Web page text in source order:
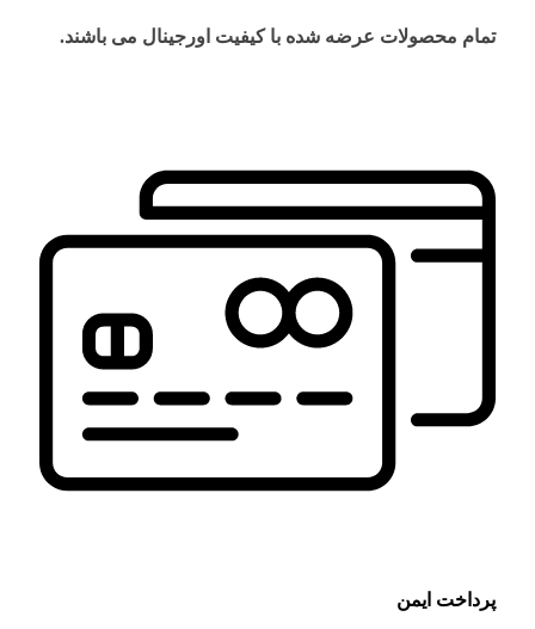
تمام محصولات عرضه شده با کیفیت اورجینال می باشند.
پرداخت ایمن